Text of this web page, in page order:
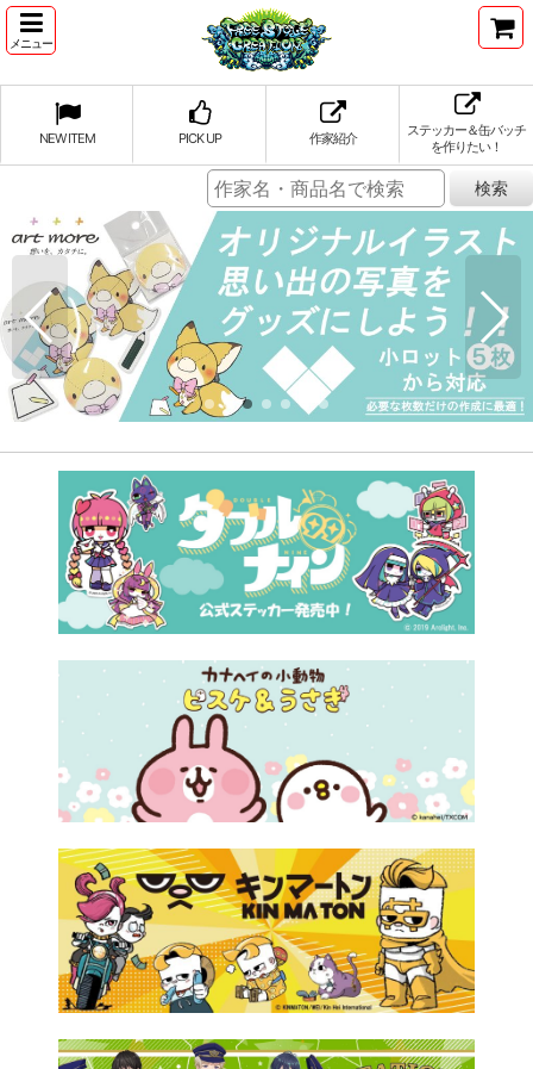
メニュー
NEW ITEM PICK UP 作家紹介
ステッカー＆缶バッチ
を作りたい！